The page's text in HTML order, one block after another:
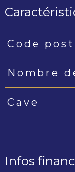
Code
Nombre
Cave
Infos